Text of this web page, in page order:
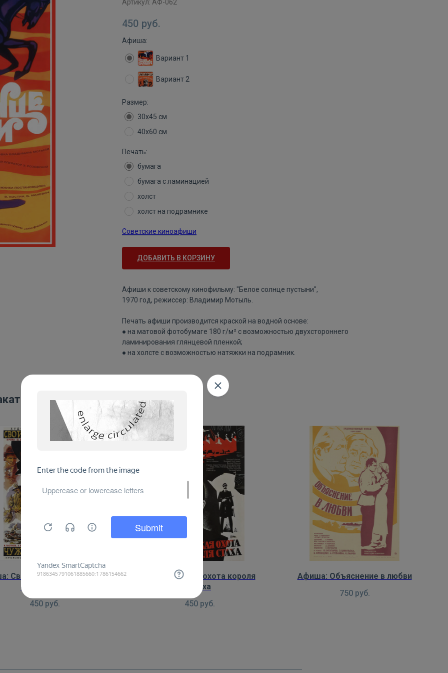
Артикул: АФ-062
450 руб.
Афиша:
Вариант 1
Вариант 2
Размер:
30х45 см
40х60 см
Печать:
бумага
бумага с ламинацией
холст
холст на подрамнике
Советские киноафиши
ДОБАВИТЬ В КОРЗИНУ
Афиши к советскому кинофильму: "Белое солнце пустыни",
1970 год, режиссер: Владимир Мотыль.
Печать афиши производится краской на водной основе:
● на матовой фотобумаге 180 г/м² с возможностью двухстороннего
ламинирования глянцевой пленкой;
● на холсте с возможностью натяжки на подрамник.
Свой среди чужих, чужой
среди своих
450 руб.
Афиша: Дикая охота короля
Стаха
450 руб.
Афиша: Объяснение в любви
750 руб.